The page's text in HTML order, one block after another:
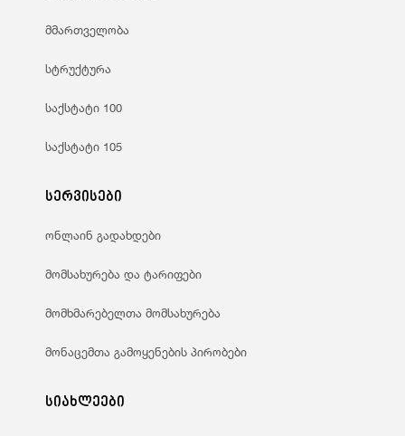
მმართველობა
სტრუქტურა
საქსტატი 100
საქსტატი 105
სერვისები
ონლაინ გადახდები
მომსახურება და ტარიფები
მომხმარებელთა მომსახურება
მონაცემთა გამოყენების პირობები
სიახლეები